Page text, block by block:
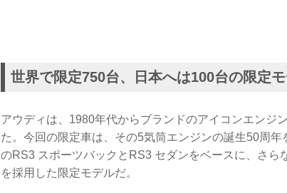
世界で限定750台、日本へは100台の限定
アウディは、1980年代からブランドのアイコンエンジ
た。今回の限定車は、その5気筒エンジンの誕生50周
のRS3 スポーツバックとRS3 セダンをベースに、さら
を採用した限定モデルだ。